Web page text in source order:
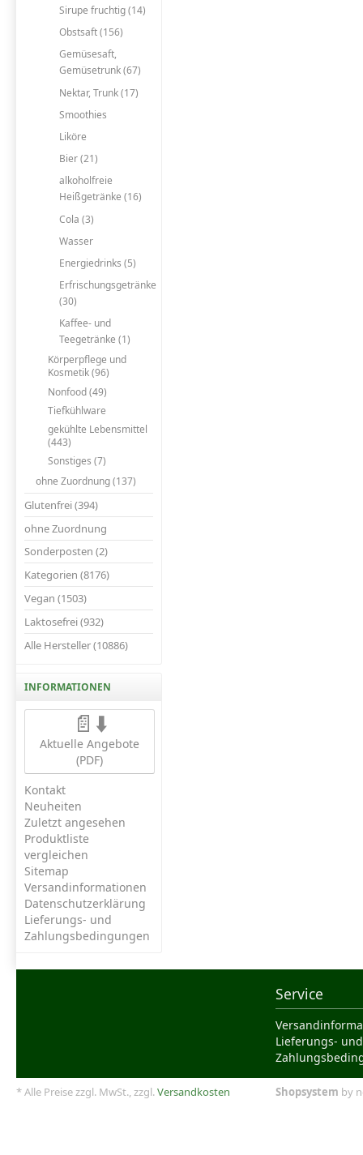
Sirupe fruchtig (14)
Obstsaft (156)
Gemüsesaft,
Gemüsetrunk (67)
Nektar, Trunk (17)
Smoothies
Liköre
Bier (21)
alkoholfreie
Heißgetränke (16)
Cola (3)
Wasser
Energiedrinks (5)
Erfrischungsgetränke
(30)
Kaffee- und
Teegetränke (1)
Körperpflege und
Kosmetik (96)
Nonfood (49)
Tiefkühlware
gekühlte Lebensmittel
(443)
Sonstiges (7)
ohne Zuordnung (137)
Glutenfrei (394)
ohne Zuordnung
Sonderposten (2)
Kategorien (8176)
Vegan (1503)
Laktosefrei (932)
Alle Hersteller (10886)
INFORMATIONEN
📄⬇️
Aktuelle Angebote
(PDF)
Kontakt
Neuheiten
Zuletzt angesehen
Produktliste
vergleichen
Sitemap
Versandinformationen
Datenschutzerklärung
Lieferungs- und
Zahlungsbedingungen
Service
Lieferungs- und
* Alle Preise zzgl. MwSt., zzgl.Versandkosten Shopsystem by